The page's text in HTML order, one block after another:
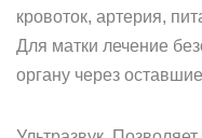
кровоток, артерия,
Для матки лечение
органу через